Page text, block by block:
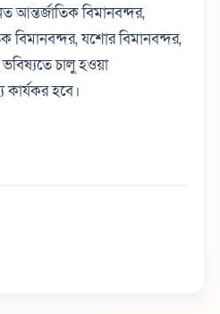
আন্তর্জাতিক বিমানবন্দর,
বিমানবন্দর, যশোর বিমানবন্দর,
চালু হওয়া
হবে।